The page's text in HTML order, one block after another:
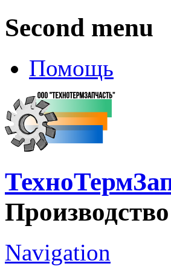
Second menu
Помощь
Navigation